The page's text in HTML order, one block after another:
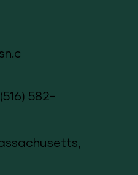
(516) 582-